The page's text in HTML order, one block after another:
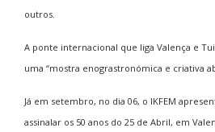
outros.
A ponte internacional que liga Valença e
uma “mostra enograstronómica e criativa
Já em setembro, no dia 06, o IKFEM
assinalar os 50 anos do 25 de Abril, em